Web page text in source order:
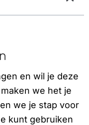
en wil je deze
we het je
we je stap voor
kunt gebruiken